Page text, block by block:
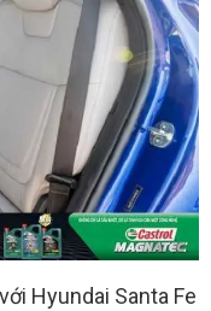
Hyundai Santa Fe